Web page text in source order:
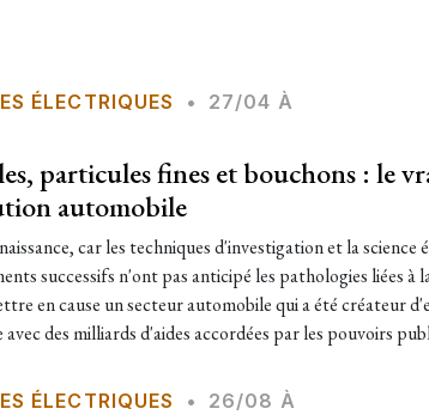
ÉLECTRIQUES •
27/04 À
particules fines et bouchons : le
automobile
car les techniques d'investigation et la science
successifs n'ont pas anticipé les pathologies liées à
en cause un secteur automobile qui a été créateur
avec des milliards d'aides accordées par les pouvoirs
ÉLECTRIQUES •
26/08 À